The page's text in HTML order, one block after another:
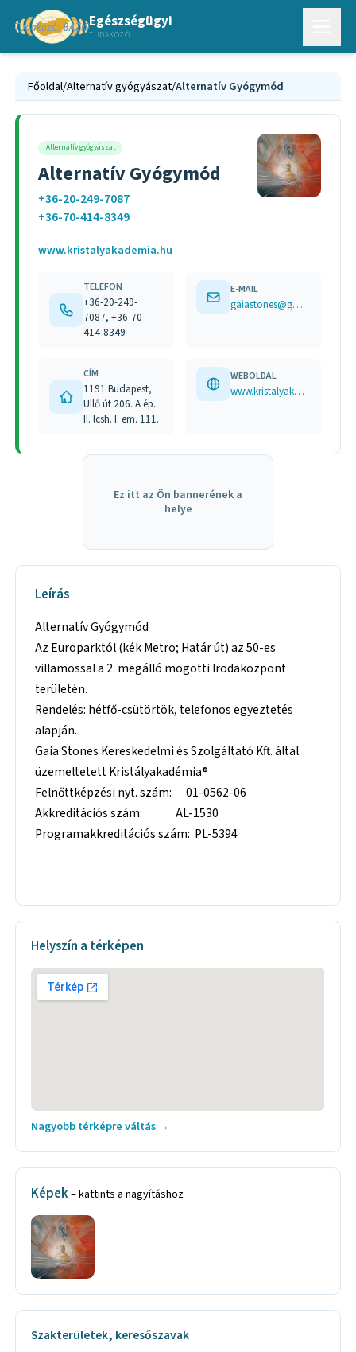
Egészségügyi
TUDAKOZÓ
Főoldal/Alternatív gyógyászat/Alternatív Gyógymód
Alternatív gyógyászat
Alternatív Gyógymód
+36-20-249-7087
+36-70-414-8349
www.kristalyakademia.hu
TELEFON
+36-20-249-
7087, +36-70-
414-8349
E-MAIL
gaiastones@gmail.com,
CÍM
1191 Budapest,
Üllő út 206. A ép.
II. lcsh. I. em. 111.
WEBOLDAL
www.kristalyakademia.hu
Ez itt az Ön bannerének a
helye
Leírás
Alternatív Gyógymód
Az Europarktól (kék Metro; Határ út) az 50-es
villamossal a 2. megálló mögötti Irodaközpont
területén.
Rendelés: hétfő-csütörtök, telefonos egyeztetés
alapján.
Gaia Stones Kereskedelmi és Szolgáltató Kft. által
üzemeltetett Kristályakadémia®
Felnőttképzési nyt. szám: 01-0562-06
Akkreditációs szám: AL-1530
Programakkreditációs szám: PL-5394
Helyszín a térképen
Nagyobb térképre váltás →
Képek– kattints a nagyításhoz
Szakterületek, keresőszavak